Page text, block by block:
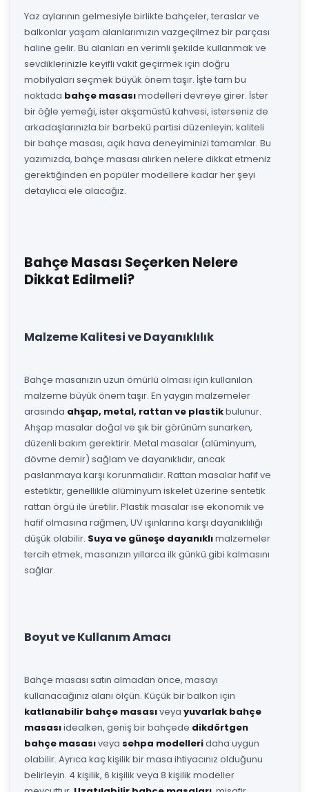
Yaz aylarının gelmesiyle birlikte bahçeler, teraslar ve
balkonlar yaşam alanlarımızın vazgeçilmez bir parçası
haline gelir. Bu alanları en verimli şekilde kullanmak ve
sevdiklerinizle keyifli vakit geçirmek için doğru
mobilyaları seçmek büyük önem taşır. İşte tam bu
noktada bahçe masasımodelleri devreye girer. İster
bir öğle yemeği, ister akşamüstü kahvesi, isterseniz de
arkadaşlarınızla bir barbekü partisi düzenleyin; kaliteli
bir bahçe masası, açık hava deneyiminizi tamamlar. Bu
yazımızda, bahçe masası alırken nelere dikkat etmeniz
gerektiğinden en popüler modellere kadar her şeyi
detaylıca ele alacağız.
Bahçe Masası Seçerken Nelere
Dikkat Edilmeli?
Malzeme Kalitesi ve Dayanıklılık
Bahçe masanızın uzun ömürlü olması için kullanılan
malzeme büyük önem taşır. En yaygın malzemeler
arasında ahşap, metal, rattan ve plastikbulunur.
Ahşap masalar doğal ve şık bir görünüm sunarken,
düzenli bakım gerektirir. Metal masalar (alüminyum,
dövme demir) sağlam ve dayanıklıdır, ancak
paslanmaya karşı korunmalıdır. Rattan masalar hafif ve
estetiktir, genellikle alüminyum iskelet üzerine sentetik
rattan örgü ile üretilir. Plastik masalar ise ekonomik ve
hafif olmasına rağmen, UV ışınlarına karşı dayanıklılığı
düşük olabilir. Suya ve güneşe dayanıklımalzemeler
tercih etmek, masanızın yıllarca ilk günkü gibi kalmasını
sağlar.
Boyut ve Kullanım Amacı
Bahçe masası satın almadan önce, masayı
kullanacağınız alanı ölçün. Küçük bir balkon için
katlanabilir bahçe masasıveya yuvarlak bahçe
masasıidealken, geniş bir bahçede dikdörtgen
bahçe masasıveya sehpa modelleridaha uygun
olabilir. Ayrıca kaç kişilik bir masa ihtiyacınız olduğunu
belirleyin. 4 kişilik, 6 kişilik veya 8 kişilik modeller